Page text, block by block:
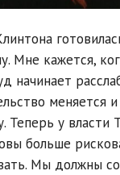
Мне кажется,
начинает
меняется
Теперь у власти
больше
Мы должны